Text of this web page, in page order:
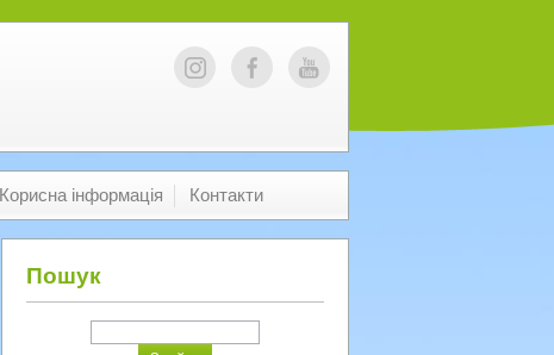
Корисна інформація Контакти
Пошук